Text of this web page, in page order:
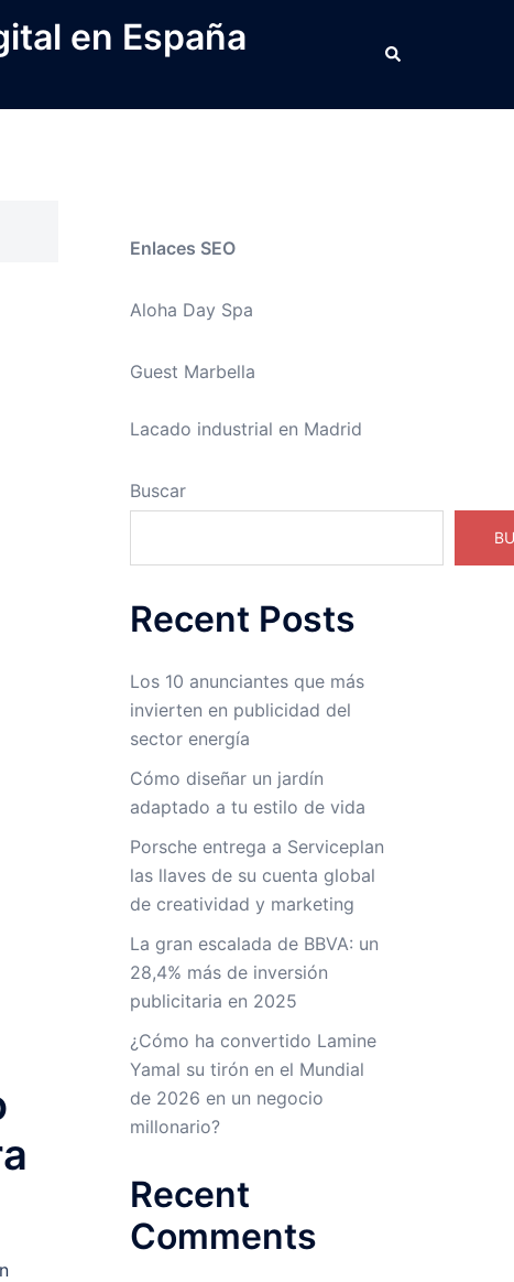
en España Buscar
Enlaces SEO
Aloha Day Spa
Guest Marbella
Lacado industrial en Madrid
Buscar
Recent Posts
Los 10 anunciantes que más
invierten en publicidad del
sector energía
Cómo diseñar un jardín
adaptado a tu estilo de vida
Porsche entrega a Serviceplan
las llaves de su cuenta global
de creatividad y marketing
La gran escalada de BBVA: un
28,4% más de inversión
publicitaria en 2025
¿Cómo ha convertido Lamine
Yamal su tirón en el Mundial
de 2026 en un negocio
millonario?
Recent
Comments